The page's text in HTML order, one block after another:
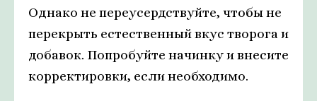
Однако не переусердствуйте, чтобы не
перекрыть естественный вкус творога и
добавок. Попробуйте начинку и внесите
корректировки, если необходимо.